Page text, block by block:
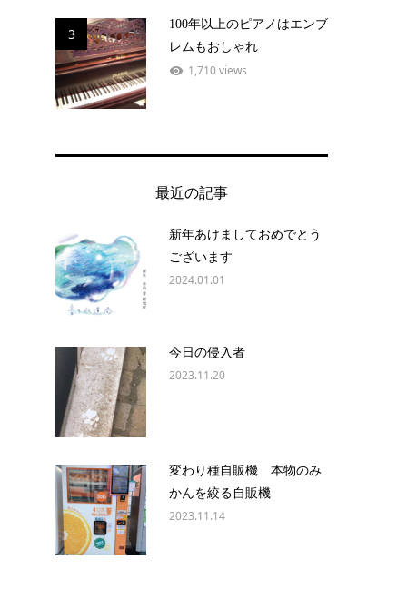
3
100年以上のピアノはエンブ
レムもおしゃれ
1,710 views
最近の記事
新年あけましておめでとう
ございます
2024.01.01
今日の侵入者
2023.11.20
変わり種自販機 本物のみ
かんを絞る自販機
2023.11.14